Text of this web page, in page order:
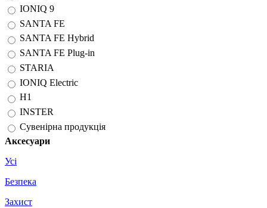
IONIQ 9
SANTA FE
SANTA FE Hybrid
SANTA FE Plug-in
STARIA
IONIQ Electric
H1
INSTER
Сувенірна продукція
Аксесуари
Усі
Безпека
Захист